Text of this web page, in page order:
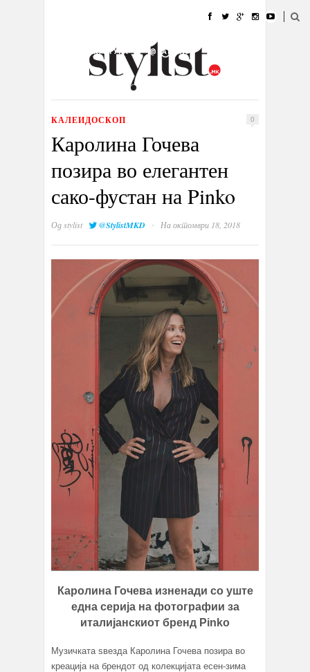
УБАВИНА
КУЛТУРА @РАБОТА
ИЗЛОГ
КАЛЕИДОСКОП 0
Каролина Гочева
позира во елегантен
сако-фустан на Pinko
Одstylist @StylistMKD · На октомври 18, 2018
Каролина Гочева изненади со уште
една серија на фотографии за
италијанскиот бренд Pinko
Музичката ѕвезда Каролина Гочева позира во
креација на брендот од колекцијата есен-зима